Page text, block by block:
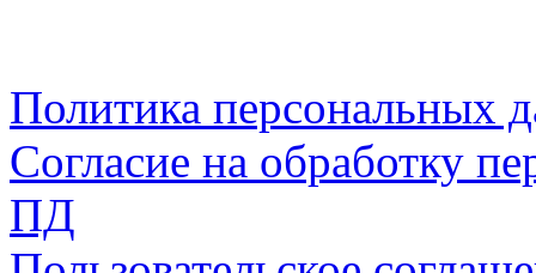
Политика персональных
Согласие на обработку
ПД